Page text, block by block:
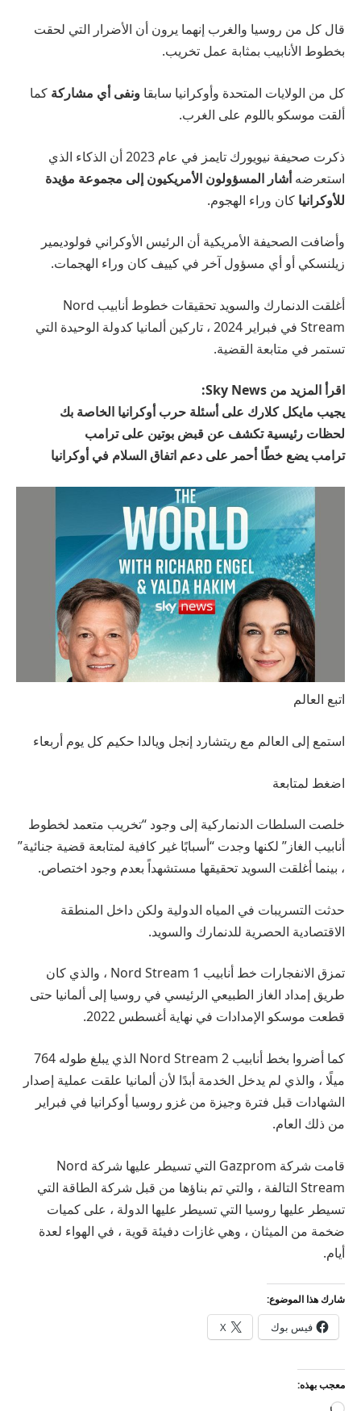
قال كل من روسيا والغرب إنهما يرون أن الأضرار التي لحقت
بخطوط الأنابيب بمثابة عمل تخريب.
كل من الولايات المتحدة وأوكرانيا سابقا ونفى أي مشاركة كما
ألقت موسكو باللوم على الغرب.
ذكرت صحيفة نيويورك تايمز في عام 2023 أن الذكاء الذي
استعرضهأشار المسؤولون الأمريكيون إلى مجموعة مؤيدة
للأوكرانيا كان وراء الهجوم.
وأضافت الصحيفة الأمريكية أن الرئيس الأوكراني فولوديمير
زيلنسكي أو أي مسؤول آخر في كييف كان وراء الهجمات.
أغلقت الدنمارك والسويد تحقيقات خطوط أنابيب Nord
Stream في فبراير 2024 ، تاركين ألمانيا كدولة الوحيدة التي
تستمر في متابعة القضية.
اقرأ المزيد من Sky News:
يجيب مايكل كلارك على أسئلة حرب أوكرانيا الخاصة بك
لحظات رئيسية تكشف عن قبض بوتين على ترامب
ترامب يضع خطًا أحمر على دعم اتفاق السلام في أوكرانيا
اتبع العالم
استمع إلى العالم مع ريتشارد إنجل ويالدا حكيم كل يوم أربعاء
اضغط لمتابعة
خلصت السلطات الدنماركية إلى وجود “تخريب متعمد لخطوط
أنابيب الغاز” لكنها وجدت “أسبابًا غير كافية لمتابعة قضية جنائية”
، بينما أغلقت السويد تحقيقها مستشهداً بعدم وجود اختصاص.
حدثت التسريبات في المياه الدولية ولكن داخل المنطقة
الاقتصادية الحصرية للدنمارك والسويد.
تمزق الانفجارات خط أنابيب Nord Stream 1 ، والذي كان
طريق إمداد الغاز الطبيعي الرئيسي في روسيا إلى ألمانيا حتى
قطعت موسكو الإمدادات في نهاية أغسطس 2022.
كما أضروا بخط أنابيب Nord Stream 2 الذي يبلغ طوله 764
ميلًا ، والذي لم يدخل الخدمة أبدًا لأن ألمانيا علقت عملية إصدار
الشهادات قبل فترة وجيزة من غزو روسيا أوكرانيا في فبراير
من ذلك العام.
قامت شركة Gazprom التي تسيطر عليها شركة Nord
Stream التالفة ، والتي تم بناؤها من قبل شركة الطاقة التي
تسيطر عليها روسيا التي تسيطر عليها الدولة ، على كميات
ضخمة من الميثان ، وهي غازات دفيئة قوية ، في الهواء لعدة
أيام.
شارك هذا الموضوع:
فيس بوك X
معجب بهذه: